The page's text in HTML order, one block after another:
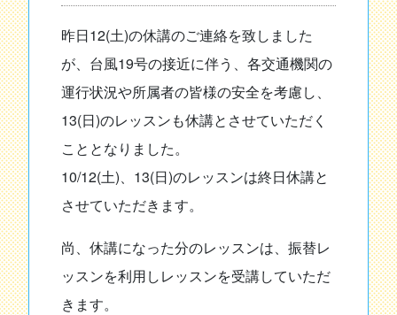
昨日12(土)の休講のご連絡を致しました
が、台風19号の接近に伴う、各交通機関の
運行状況や所属者の皆様の安全を考慮し、
13(日)のレッスンも休講とさせていただく
こととなりました。
10/12(土)、13(日)のレッスンは終日休講と
させていただきます。
尚、休講になった分のレッスンは、振替レ
ッスンを利用しレッスンを受講していただ
きます。